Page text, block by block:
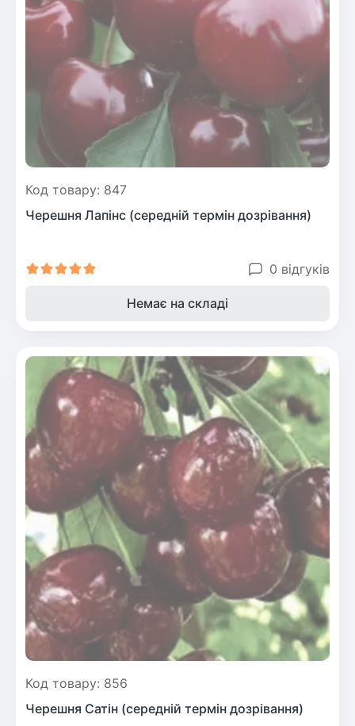
Код товару: 847
Черешня Лапінс (середній термін дозрівання)
0 відгуків
Немає на складі
Код товару: 856
Черешня Сатін (середній термін дозрівання)